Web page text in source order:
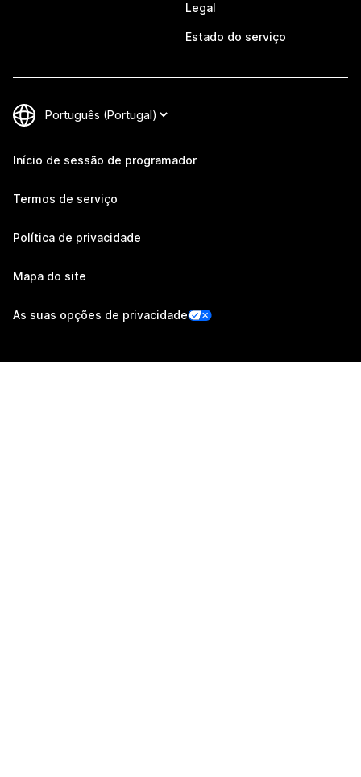
Legal
Estado do serviço
Início de sessão de programador
Termos de serviço
Política de privacidade
Mapa do site
As suas opções de privacidade